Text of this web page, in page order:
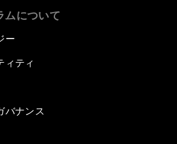
ムについて
ー
ィティ
バナンス